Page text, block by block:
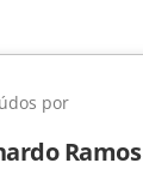
por
Ramos